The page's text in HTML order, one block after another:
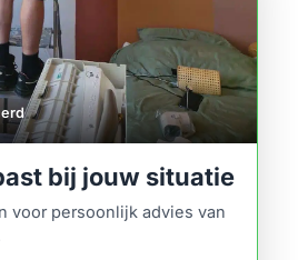
bij jouw situatie
voor persoonlijk advies van